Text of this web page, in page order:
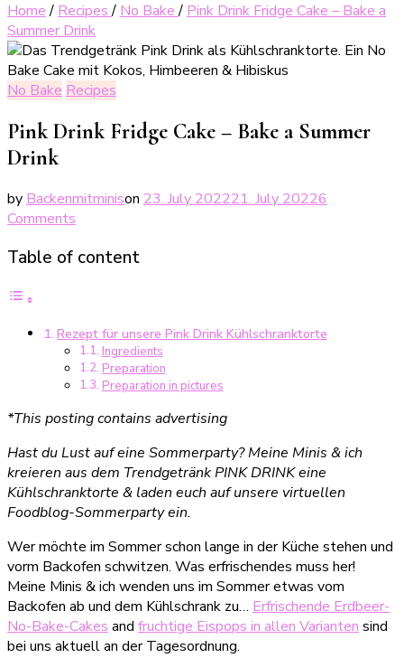
Home / Recipes/ No Bake/ Pink Drink Fridge Cake – Bake a
Summer Drink
No Bake Recipes
Pink Drink Fridge Cake – Bake a Summer
Drink
by Backenmitminison 23. July 202221. July 20226
Comments
Drink
a
Summer
Drink
Table of content
Rezept für unsere Pink Drink Kühlschranktorte
Ingredients
Preparation
Preparation in pictures
*This posting contains advertising
Hast du Lust auf eine Sommerparty? Meine Minis & ich
kreieren aus dem Trendgetränk PINK DRINK eine
Kühlschranktorte & laden euch auf unsere virtuellen
Foodblog-Sommerparty ein.
Wer möchte im Sommer schon lange in der Küche stehen und
vorm Backofen schwitzen. Was erfrischendes muss her!
Meine Minis & ich wenden uns im Sommer etwas vom
Backofen ab und dem Kühlschrank zu… Erfrischende Erdbeer-
No-Bake-Cakes and fruchtige Eispops in allen Varianten sind
bei uns aktuell an der Tagesordnung.